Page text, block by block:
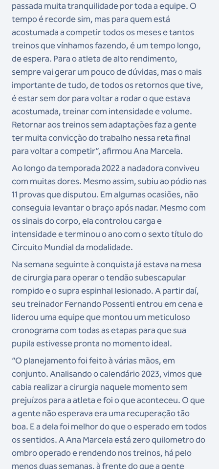
passada muita tranquilidade por toda a equipe. O
tempo é recorde sim, mas para quem está
acostumada a competir todos os meses e tantos
treinos que vínhamos fazendo, é um tempo longo,
de espera. Para o atleta de alto rendimento,
sempre vai gerar um pouco de dúvidas, mas o mais
importante de tudo, de todos os retornos que tive,
é estar sem dor para voltar a rodar o que estava
acostumada, treinar com intensidade e volume.
Retornar aos treinos sem adaptações faz a gente
ter muita convicção do trabalho nessa reta final
para voltar a competir”, afirmou Ana Marcela.
Ao longo da temporada 2022 a nadadora conviveu
com muitas dores. Mesmo assim, subiu ao pódio nas
11 provas que disputou. Em algumas ocasiões, não
conseguia levantar o braço após nadar. Mesmo com
os sinais do corpo, ela controlou carga e
intensidade e terminou o ano com o sexto título do
Circuito Mundial da modalidade.
Na semana seguinte à conquista já estava na mesa
de cirurgia para operar o tendão subescapular
rompido e o supra espinhal lesionado. A partir daí,
seu treinador Fernando Possenti entrou em cena e
liderou uma equipe que montou um meticuloso
cronograma com todas as etapas para que sua
pupila estivesse pronta no momento ideal.
“O planejamento foi feito à várias mãos, em
conjunto. Analisando o calendário 2023, vimos que
cabia realizar a cirurgia naquele momento sem
prejuízos para a atleta e foi o que aconteceu. O que
a gente não esperava era uma recuperação tão
boa. E a dela foi melhor do que o esperado em todos
os sentidos. A Ana Marcela está zero quilometro do
ombro operado e rendendo nos treinos, há pelo
menos duas semanas, à frente do que a gente